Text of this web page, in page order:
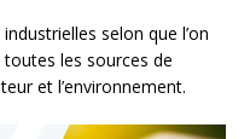
selon que l’on
les sources de
et l’environnement.